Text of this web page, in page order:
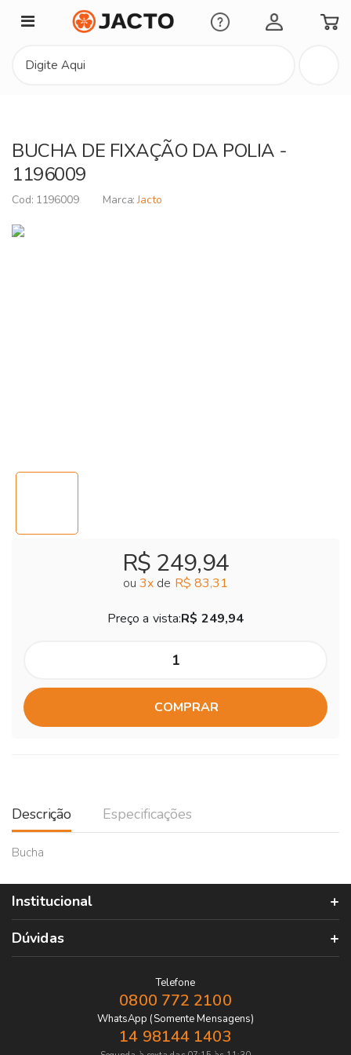
Minha Conta
BUCHA DE FIXAÇÃO DA POLIA -
1196009
1196009 Jacto
R$ 249,94
ou 3x de R$ 83,31
Preço a vista:R$ 249,94
COMPRAR
Descrição Especificações
Bucha
Institucional
Dúvidas
Telefone
0800 772 2100
WhatsApp (Somente Mensagens)
14 98144 1403